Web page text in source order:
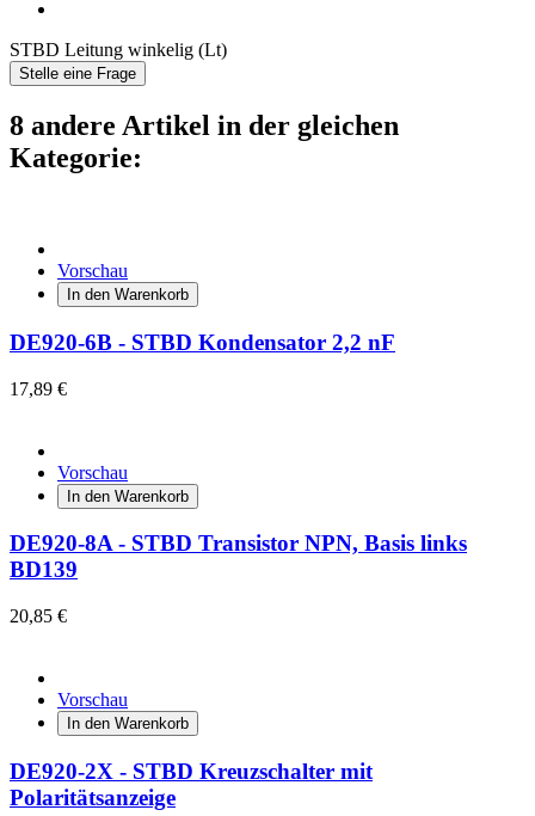
STBD Leitung winkelig (Lt)
Stelle eine Frage
8 andere Artikel in der gleichen
Kategorie:
Vorschau
In den Warenkorb
DE920-6B - STBD Kondensator 2,2 nF
17,89 €
Vorschau
In den Warenkorb
DE920-8A - STBD Transistor NPN, Basis links
BD139
20,85 €
Vorschau
In den Warenkorb
DE920-2X - STBD Kreuzschalter mit
Polaritätsanzeige